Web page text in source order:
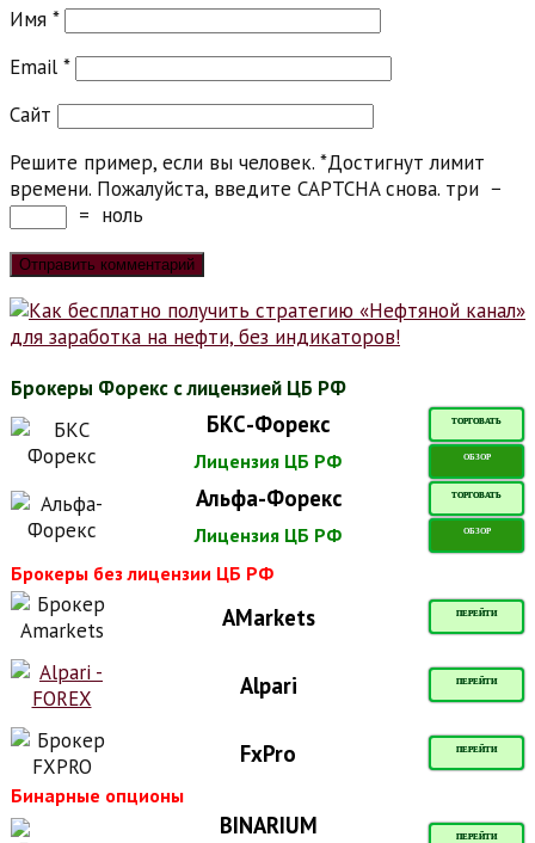
Имя *
Email *
Сайт
Решите пример, если вы человек. *Достигнут лимит
времени. Пожалуйста, введите CAPTCHA снова. три −
= ноль
Брокеры Форекс с лицензией ЦБ РФ
БКС-Форекс ТОРГОВАТЬ
Лицензия ЦБ РФ ОБЗОР
Альфа-Форекс ТОРГОВАТЬ
Лицензия ЦБ РФ ОБЗОР
Брокеры без лицензии ЦБ РФ
AMarkets ПЕРЕЙТИ
Alpari ПЕРЕЙТИ
FxPro ПЕРЕЙТИ
Бинарные опционы
BINARIUM ПЕРЕЙТИ